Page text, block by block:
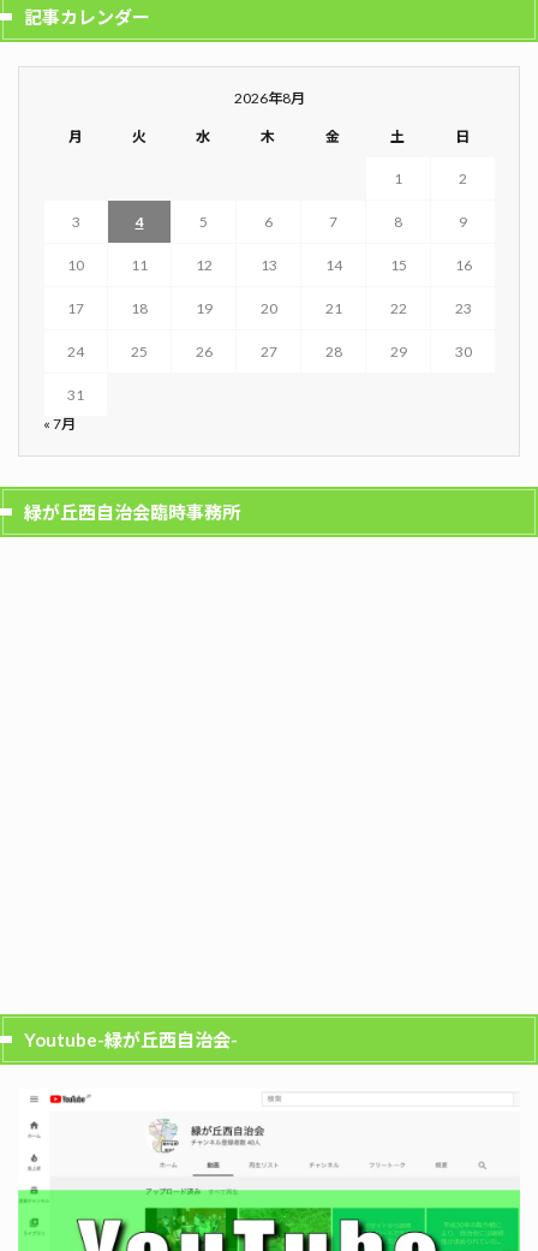
記事カレンダー
2026年8月
月 火 水 木 金 土 日
1 2
3 4 5 6 7 8 9
10 11 12 13 14 15 16
17 18 19 20 21 22 23
24 25 26 27 28 29 30
31
« 7月
緑が丘西自治会臨時事務所
Youtube-緑が丘西自治会-